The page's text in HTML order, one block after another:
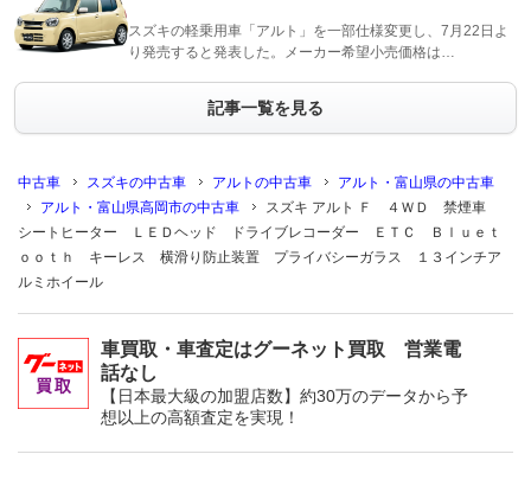
スズキの軽乗用車「アルト」を一部仕様変更し、7月22日よ
り発売すると発表した。メーカー希望小売価格は…
記事一覧を見る
中古車 スズキの中古車 アルトの中古車
アルト・富山県の中古車
アルト・富山県高岡市の中古車
スズキ アルト Ｆ ４ＷＤ 禁煙車
シートヒーター ＬＥＤヘッド ドライブレコーダー ＥＴＣ Ｂｌｕｅｔ
ｏｏｔｈ キーレス 横滑り防止装置 プライバシーガラス １３インチア
ルミホイール
車買取・車査定はグーネット買取 営業電
話なし
【日本最大級の加盟店数】約30万のデータから予
想以上の高額査定を実現！